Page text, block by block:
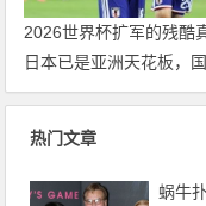
2026世界杯扩军的残酷
日本已是亚洲天花板，
距远不止几个名额
热门文章
蜗牛